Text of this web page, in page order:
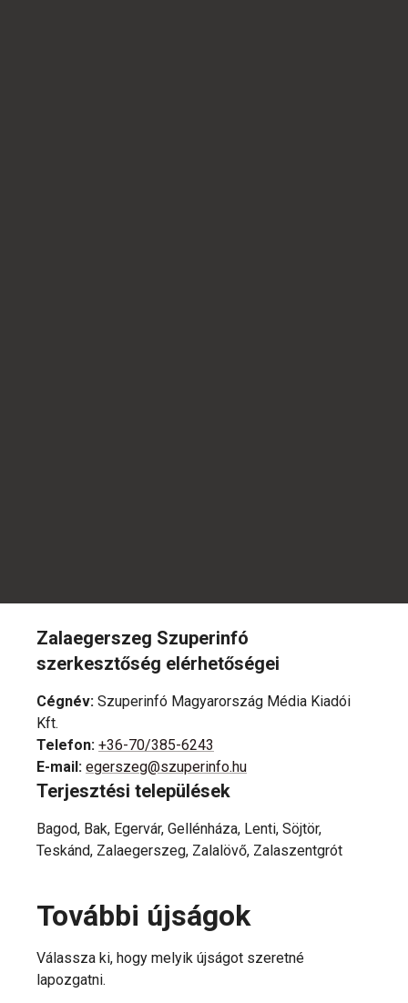
Zalaegerszeg Szuperinfó
szerkesztőség elérhetőségei
Cégnév: Szuperinfó Magyarország Média Kiadói
Kft.
Telefon: +36-70/385-6243
E-mail: egerszeg@szuperinfo.hu
Terjesztési települések
Bagod, Bak, Egervár, Gellénháza, Lenti, Söjtör,
Teskánd, Zalaegerszeg, Zalalövő, Zalaszentgrót
További újságok
Válassza ki, hogy melyik újságot szeretné
lapozgatni.